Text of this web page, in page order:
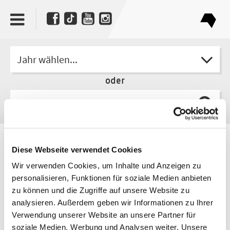
Diese Webseite verwendet Cookies
Wir verwenden Cookies, um Inhalte und Anzeigen zu
personalisieren, Funktionen für soziale Medien anbieten
zu können und die Zugriffe auf unsere Website zu
analysieren. Außerdem geben wir Informationen zu Ihrer
Verwendung unserer Website an unsere Partner für
soziale Medien, Werbung und Analysen weiter. Unsere
Jahr wählen...
oder
Leif Randt